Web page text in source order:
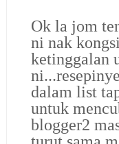
Ok la jom
ni nak
ketinggalan
dalam list
untuk
blogger2